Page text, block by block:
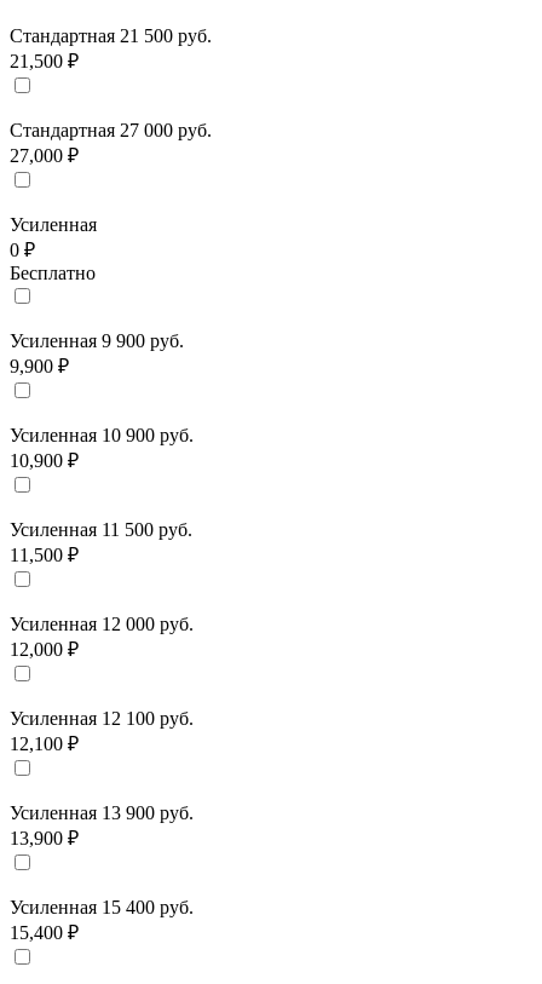
Стандартная 21 500 руб.
21,500 ₽
Стандартная 27 000 руб.
27,000 ₽
Усиленная
0 ₽
Бесплатно
Усиленная 9 900 руб.
9,900 ₽
Усиленная 10 900 руб.
10,900 ₽
Усиленная 11 500 руб.
11,500 ₽
Усиленная 12 000 руб.
12,000 ₽
Усиленная 12 100 руб.
12,100 ₽
Усиленная 13 900 руб.
13,900 ₽
Усиленная 15 400 руб.
15,400 ₽